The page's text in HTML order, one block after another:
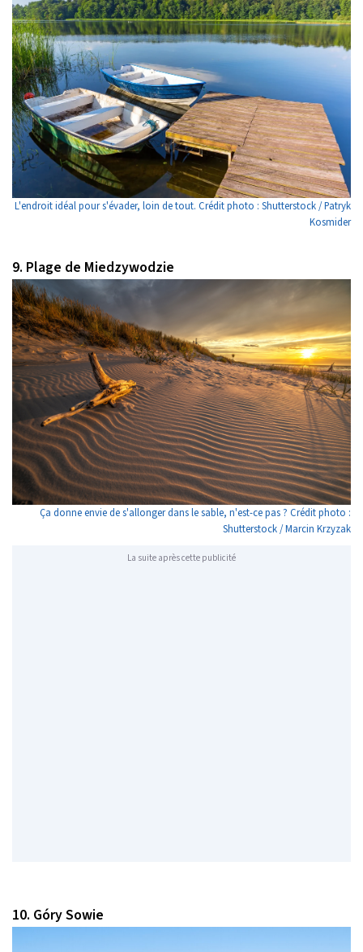
L'endroit idéal pour s'évader, loin de tout. Crédit photo : Shutterstock / Patryk
Kosmider
9. Plage de Miedzywodzie
Ça donne envie de s'allonger dans le sable, n'est-ce pas ? Crédit photo :
Shutterstock / Marcin Krzyzak
La suite après cette publicité
10. Góry Sowie